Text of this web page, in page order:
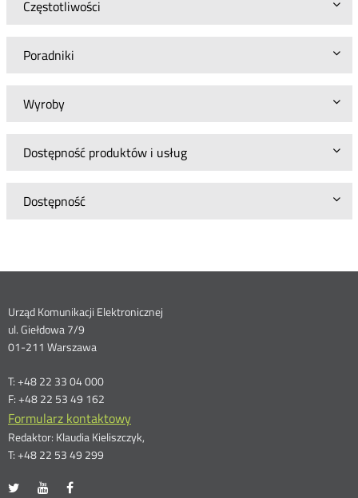
Częstotliwości
Poradniki
Wyroby
Dostępność produktów i usług
Dostępność
Dane
kontaktowe
Urząd Komunikacji Elektronicznej
ul. Giełdowa 7/9
01-211 Warszawa
T: +48 22 33 04 000
F: +48 22 53 49 162
Formularz kontaktowy
Redaktor: Klaudia Kieliszczyk,
T: +48 22 53 49 299
UKE
OtwórzUKE
Otwórz